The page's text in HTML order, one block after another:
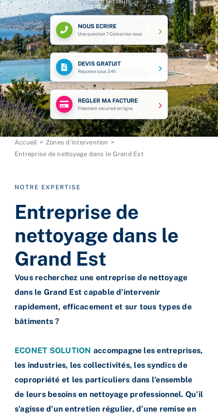
Professionnels, industries, collectivités,
particuliers : des prestations de nettoyage sur
votre secteur.
DEVIS GRATUIT
Accueil
Zones d’intervention
Entreprise de nettoyage dans le Grand Est
NOTRE EXPERTISE
Entreprise de
nettoyage dans le
Grand Est
Vous recherchez une entreprise de nettoyage
dans le Grand Est capable d’intervenir
rapidement, efficacement et sur tous types de
bâtiments ?
ECONET SOLUTION accompagne les entreprises,
les industries, les collectivités, les syndics de
copropriété et les particuliers dans l’ensemble
de leurs besoins en nettoyage professionnel. Qu’il
s’agisse d’un entretien régulier, d’une remise en